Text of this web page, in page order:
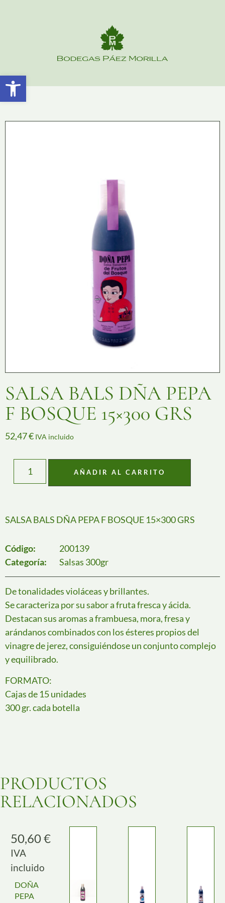
Abrir barra de herramientas
SALSA BALS DÑA PEPA
F BOSQUE 15×300 GRS
52,47€ IVA incluido
AÑADIR AL CARRITO
SALSA BALS DÑA PEPA F BOSQUE 15×300 GRS
Código:
200139
Categoría:
Salsas 300gr
De tonalidades violáceas y brillantes.
Se caracteriza por su sabor a fruta fresca y ácida.
Destacan sus aromas a frambuesa, mora, fresa y
arándanos combinados con los ésteres propios del
vinagre de jerez, consiguiéndose un conjunto complejo
y equilibrado.
FORMATO:
Cajas de 15 unidades
300 gr. cada botella
PRODUCTOS
RELACIONADOS
50,60€
IVA
incluido
DOÑA
PEPA